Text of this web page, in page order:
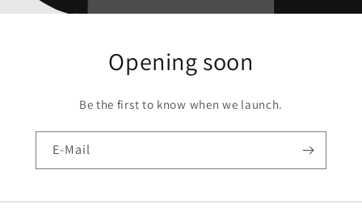
Opening soon
Be the first to know when we launch.
E-Mail